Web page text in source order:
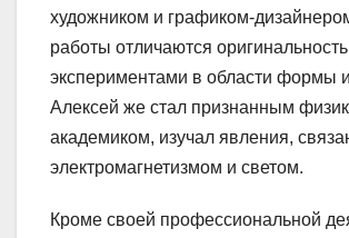
художником и графиком-
работы отличаются
экспериментами в области формы
Алексей же стал признанным
академиком, изучал явления,
электромагнетизмом и светом.
Кроме своей профессиональной